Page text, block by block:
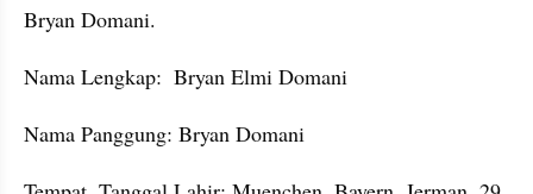
Bryan Domani.
Nama Lengkap:  Bryan Elmi Domani
Nama Panggung: Bryan Domani